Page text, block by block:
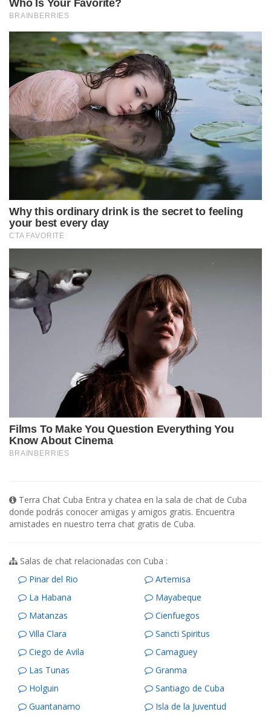
Terra Chat Cuba Entra y chatea en la sala de chat de Cuba
donde podrás conocer amigas y amigos gratis. Encuentra
amistades en nuestro terra chat gratis de Cuba.
Salas de chat relacionadas con Cuba :
Pinar del Rio
Artemisa
La Habana
Mayabeque
Matanzas
Cienfuegos
Villa Clara
Sancti Spiritus
Ciego de Avila
Camaguey
Las Tunas
Granma
Holguin
Santiago de Cuba
Guantanamo
Isla de la Juventud